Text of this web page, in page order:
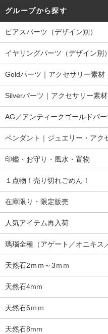
グループから探す
ピアスパーツ（デザイン別）
イヤリングパーツ（デザイン別）
Goldパーツ｜アクセサリー素材
Silverパーツ｜アクセサリー素材
AG／アンティークゴールドパ
ペンダント｜ジュエリー・アク
印鑑・お守り・風水・置物
１点物！売り切れごめん！
在庫限り・限定販売
人気アイテム再入荷
瑪瑙全種（アゲート／オニキス
天然石2ｍｍ～3ｍｍ
天然石4mm
天然石6ｍｍ
天然石8mm